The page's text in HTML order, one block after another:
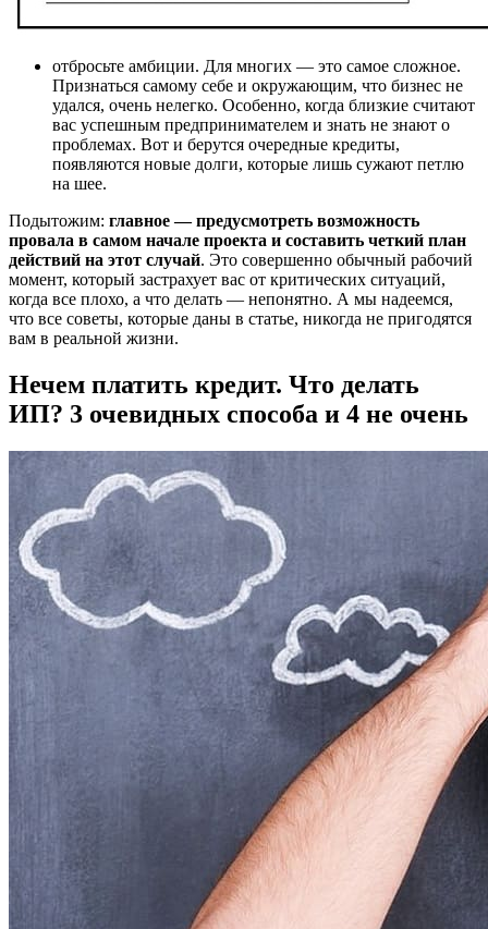
отбросьте амбиции. Для многих — это самое сложное.
Признаться самому себе и окружающим, что бизнес не
удался, очень нелегко. Особенно, когда близкие считают
вас успешным предпринимателем и знать не знают о
проблемах. Вот и берутся очередные кредиты,
появляются новые долги, которые лишь сужают петлю
на шее.
Подытожим: главное — предусмотреть возможность
провала в самом начале проекта и составить четкий план
действий на этот случай. Это совершенно обычный рабочий
момент, который застрахует вас от критических ситуаций,
когда все плохо, а что делать — непонятно. А мы надеемся,
что все советы, которые даны в статье, никогда не пригодятся
вам в реальной жизни.
Нечем платить кредит. Что делать
ИП? 3 очевидных способа и 4 не очень